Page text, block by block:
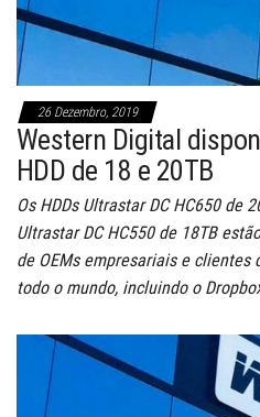
26 Dezembro, 2019
Western Digital
HDD de 18 e 20TB
Os HDDs Ultrastar DC HC650 de
Ultrastar DC HC550 de 18TB
de OEMs empresariais e clientes
todo o mundo, incluindo o